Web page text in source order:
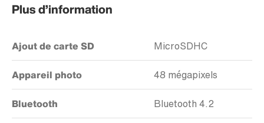
Plus d’information
Ajout de carte SD MicroSDHC
Appareil photo 48 mégapixels
Bluetooth Bluetooth 4.2